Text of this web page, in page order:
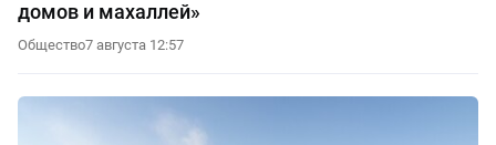
домов и махаллей»
Общество7 августа 12:57